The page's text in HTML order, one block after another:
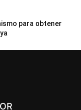
para obtener